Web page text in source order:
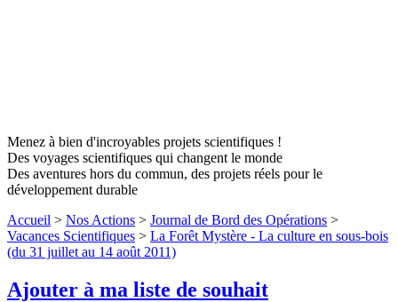
Menez à bien d'incroyables projets scientifiques !
Des voyages scientifiques qui changent le monde
Des aventures hors du commun, des projets réels pour le
développement durable
Accueil > Nos Actions > Journal de Bord des Opérations >
Vacances Scientifiques > La Forêt Mystère - La culture en sous-bois
(du 31 juillet au 14 août 2011)
Ajouter à ma liste de souhait